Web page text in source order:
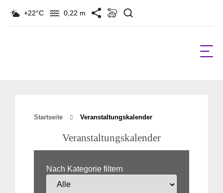
+22°C 0,22 m
Startseite Veranstaltungskalender
Veranstaltungskalender
Nach Kategorie filtern